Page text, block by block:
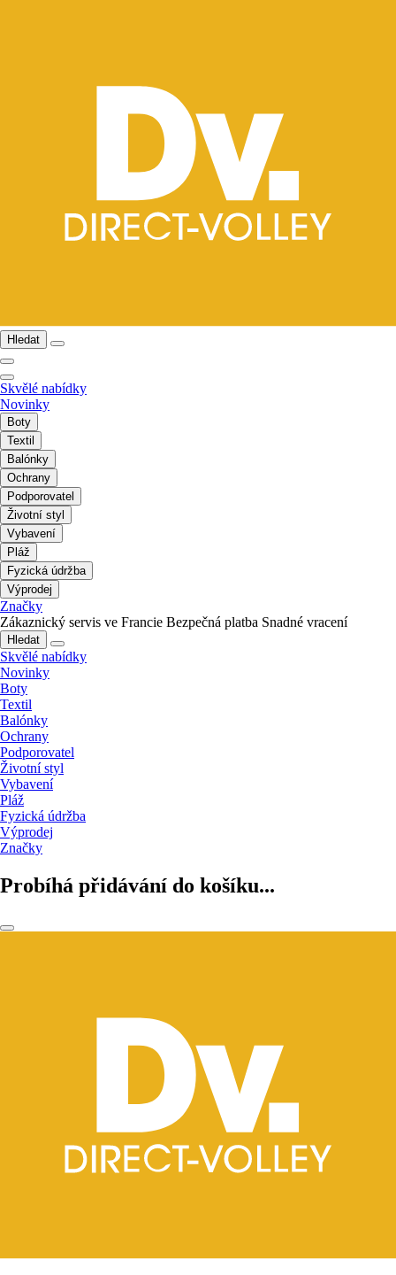
Hledat
Skvělé nabídky
Novinky
Boty
Textil
Balónky
Ochrany
Podporovatel
Životní styl
Vybavení
Pláž
Fyzická údržba
Výprodej
Značky
Zákaznický servis ve Francie Bezpečná platba Snadné vracení
Hledat
Skvělé nabídky
Novinky
Boty
Textil
Balónky
Ochrany
Podporovatel
Životní styl
Vybavení
Pláž
Fyzická údržba
Výprodej
Značky
Probíhá přidávání do košíku...